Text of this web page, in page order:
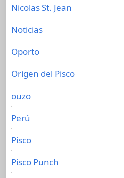
Nicolas St. Jean
Noticias
Oporto
Origen del Pisco
ouzo
Perú
Pisco
Pisco Punch